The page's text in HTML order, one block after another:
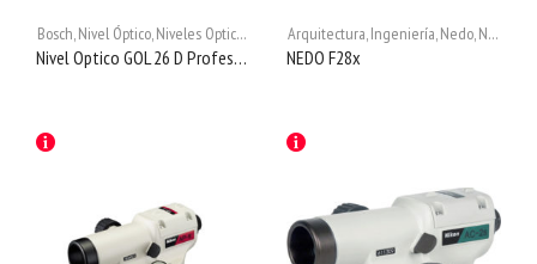
Bosch,Nivel Óptico,Niveles Opticos Niveles Ópticos
Nivel Optico GOL 26 D Professional
Arquitectura,Ingeniería,Nedo,Nivel Óptico
NEDO F28x